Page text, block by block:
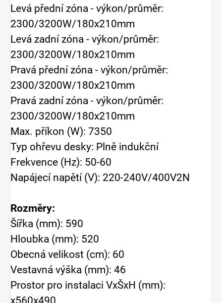
Levá přední zóna - výkon/průměr:
2300/3200W/180x210mm
Levá zadní zóna - výkon/průměr:
2300/3200W/180x210mm
Pravá přední zóna - výkon/průměr:
2300/3200W/180x210mm
Pravá zadní zóna - výkon/průměr:
2300/3200W/180x210mm
Max. příkon (W): 7350
Typ ohřevu desky: Plně indukční
Frekvence (Hz): 50-60
Napájecí napětí (V): 220-240V/400V2N
Rozměry:
Šířka (mm): 590
Hloubka (mm): 520
Obecná velikost (cm): 60
Vestavná výška (mm): 46
Prostor pro instalaci VxŠxH (mm):
x560x490